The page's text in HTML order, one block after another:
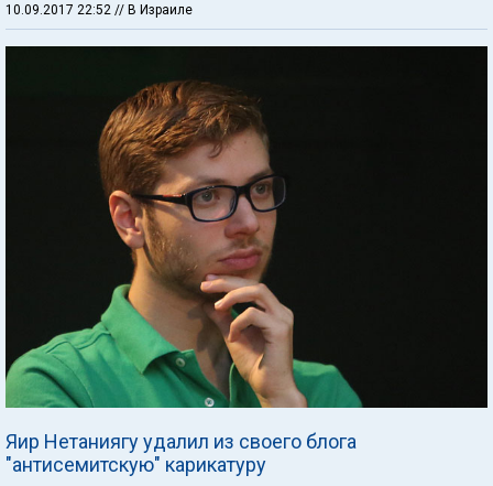
10.09.2017 22:52 // В Израиле
Яир Нетаниягу удалил из своего блога
"антисемитскую" карикатуру